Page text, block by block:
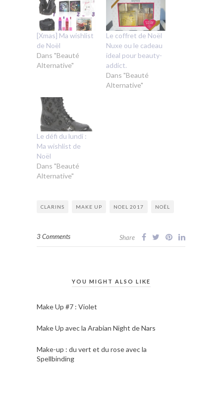
[Xmas] Ma wishlist
de Noël
Dans "Beauté
Alternative"
Le coffret de Noël
Nuxe ou le cadeau
ideal pour beauty-
addict.
Dans "Beauté
Alternative"
Le défi du lundi :
Ma wishlist de
Noël
Dans "Beauté
Alternative"
CLARINS MAKE UP NOEL 2017 NOËL
3 Comments Share
YOU MIGHT ALSO LIKE
Make Up #7 : Violet
Make Up avec la Arabian Night de Nars
Make-up : du vert et du rose avec la
Spellbinding